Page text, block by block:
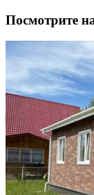
Посмотрите